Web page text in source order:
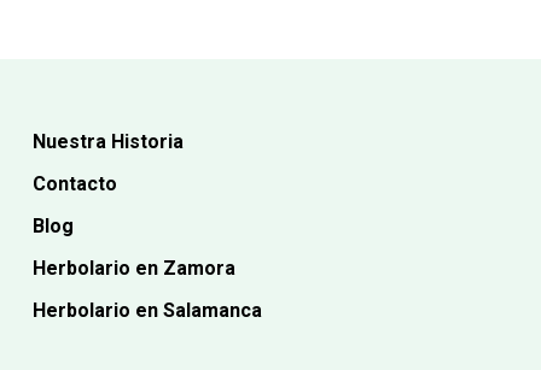
Nuestra Historia
Contacto
Blog
Herbolario en Zamora
Herbolario en Salamanca